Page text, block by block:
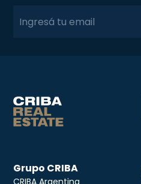
Grupo CRIBA
CRIBA Argentina